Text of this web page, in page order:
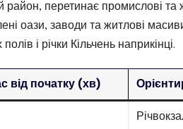
перетинає промислові та
оази, заводи та житлові
і річки Кільчень наприкінці.
від початку (хв)